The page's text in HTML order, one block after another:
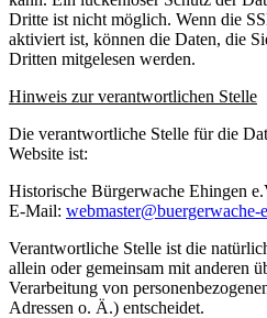
Dritte ist nicht möglich. Wenn die
aktiviert ist, können die Daten, die
Dritten mitgelesen werden.
Hinweis zur verantwortlichen Stelle
Die verantwortliche Stelle für die
Website ist:
Historische Bürgerwache Ehingen
E-Mail: webmaster@buergerwache-
Verantwortliche Stelle ist die
allein oder gemeinsam mit anderen
Verarbeitung von
Adressen o. Ä.) entscheidet.